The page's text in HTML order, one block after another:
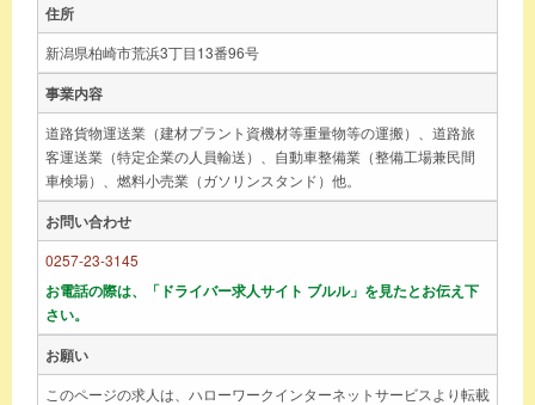
住所
新潟県柏崎市荒浜3丁目13番96号
事業内容
道路貨物運送業（建材プラント資機材等重量物等の運搬）、道路旅
客運送業（特定企業の人員輸送）、自動車整備業（整備工場兼民間
車検場）、燃料小売業（ガソリンスタンド）他。
お問い合わせ
0257-23-3145
お電話の際は、「ドライバー求人サイト ブルル」を見たとお伝え下
さい。
お願い
このページの求人は、ハローワークインターネットサービスより転載